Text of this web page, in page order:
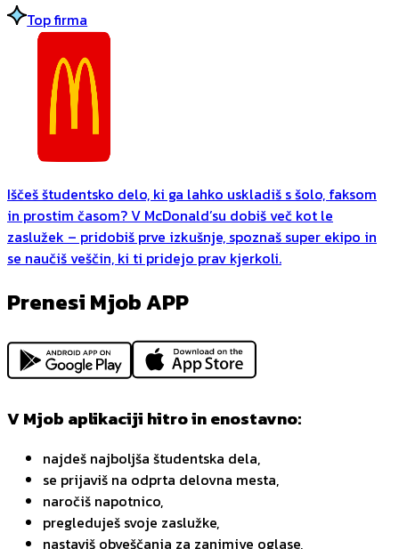
Top firma
Iščeš študentsko delo, ki ga lahko uskladiš s šolo, faksom
in prostim časom? V McDonald’su dobiš več kot le
zaslužek – pridobiš prve izkušnje, spoznaš super ekipo in
se naučiš veščin, ki ti pridejo prav kjerkoli.
Prenesi Mjob APP
V Mjob aplikaciji hitro in enostavno:
najdeš najboljša študentska dela,
se prijaviš na odprta delovna mesta,
naročiš napotnico,
pregleduješ svoje zaslužke,
nastaviš obveščanja za zanimive oglase,